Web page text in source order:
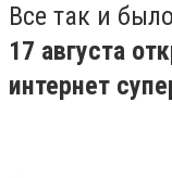
Все так и
17 августа
интернет